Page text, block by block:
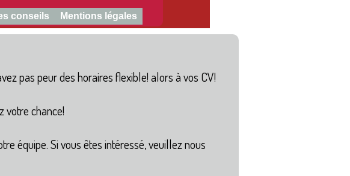
conseils Mentions légales
pas peur des horaires flexible! alors à vos CV!
votre chance!
équipe. Si vous êtes intéressé, veuillez nous